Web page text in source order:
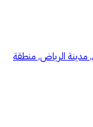
مدينة الرياض, منطقة